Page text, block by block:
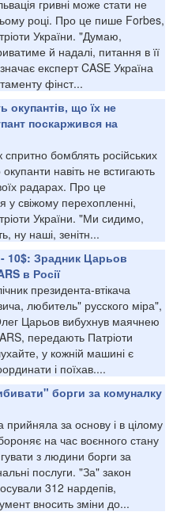
гривні може стати не
році. Про це пише Forbes,
України. "Думаю,
й надалі, питання в її
експерт CASE Україна
фінст...
що їх не
поскаржився на
спритно бомблять російських
навіть не встигають
радарах. Про це
у свіжому перехопленні,
України. "Ми сидимо,
ну наші, зенітн...
10$: Зрадник Царьов
в Росії
президента-втікача
любитель" русского міра",
Царьов вибухнув маячнею
передають Патріоти
у кожній машині є
і поїхав....
борги за комуналку
за основу і в цілому
на час воєнного стану
з людини борги за
послуги. "За" закон
312 нардепів,
вносить зміни до...